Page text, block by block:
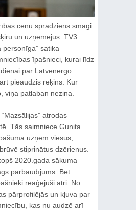
cenu sprādziens smagi
un uzņēmējus. TV3
personīga” satika
īpašnieci, kurai līdz
par Latvenergo
pieaudzis rēķins. Kur
viņa patlaban nezina.
atrodas
Tās saimniece Gunita
uzņem viesus,
stiprinātus dzērienus.
2020.gada sākuma
pārbaudījums. Bet
reaģējuši ātri. No
pārprofilējās un kļuva par
kas nu audzē arī